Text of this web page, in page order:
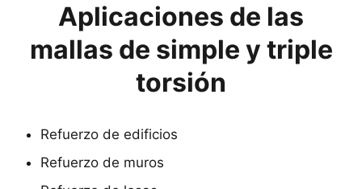
Aplicaciones de las
mallas de simple y triple
torsión
Refuerzo de edificios
Refuerzo de muros